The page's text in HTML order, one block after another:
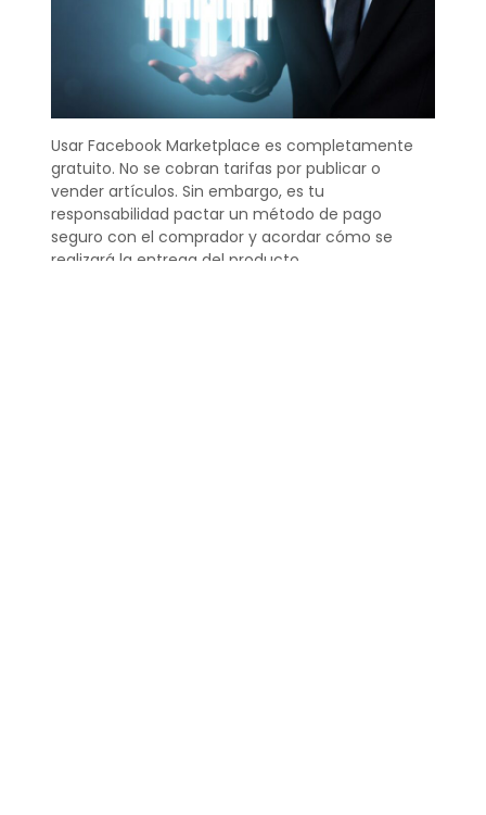
Usar Facebook Marketplace es completamente
gratuito. No se cobran tarifas por publicar o
vender artículos. Sin embargo, es tu
responsabilidad pactar un método de pago
seguro con el comprador y acordar cómo se
realizará la entrega del producto.